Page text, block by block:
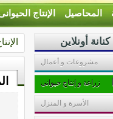
المحاصيل الإنتاج
أونلاين
مشروعات و أعمال
زراعة و إنتاج حيوانى
الأسرة و المنزل